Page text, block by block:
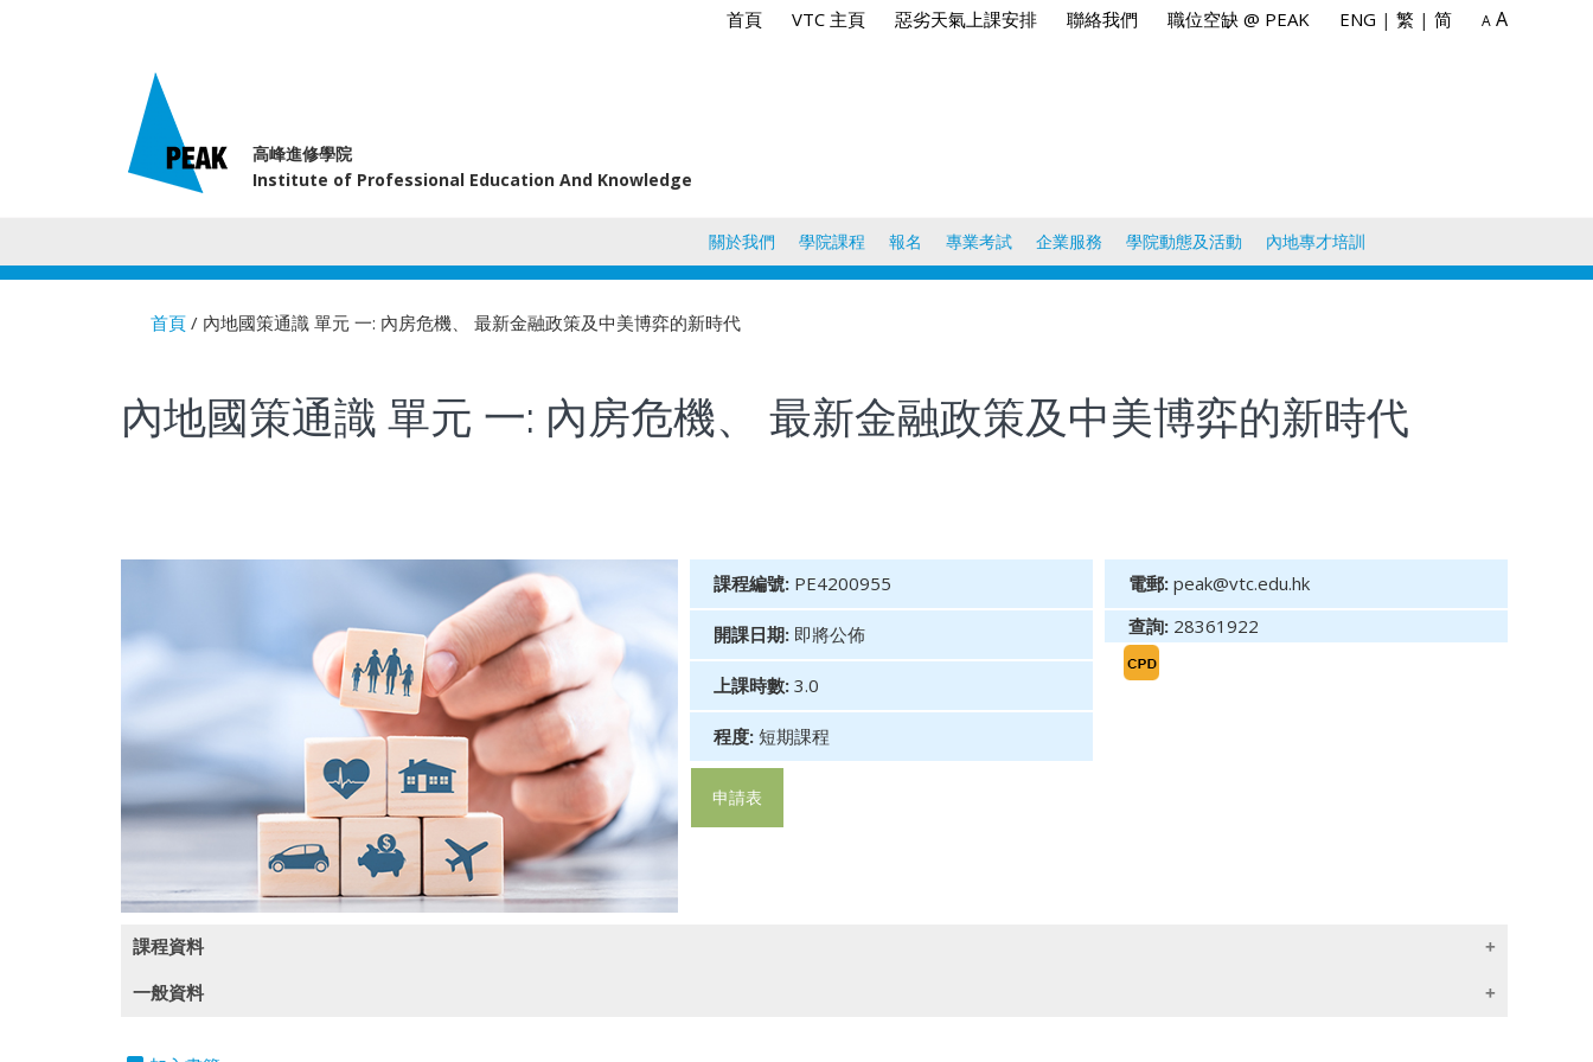
首頁 VTC 主頁 惡劣天氣上課安排 聯絡我們 職位空缺 @ PEAK ENG | 繁 | 简 A A
高峰進修學院
Institute of Professional Education And Knowledge
關於我們 學院課程 報名 專業考試 企業服務 學院動態及活動 內地專才培訓
首頁 / 內地國策通識 單元 一: 內房危機、 最新金融政策及中美博弈的新時代
內地國策通識 單元 一: 內房危機、 最新金融政策及中美博弈的新時代
課程編號: PE4200955
開課日期: 即將公佈
上課時數: 3.0
程度: 短期課程
申請表
電郵: peak@vtc.edu.hk
查詢: 28361922
課程資料
一般資料